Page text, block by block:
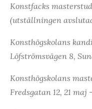
Konstfacks
(utställningen
Konsthögskolans
Löfströmsvägen 8,
Konsthögskolans
Fredsgatan 12, 21 maj